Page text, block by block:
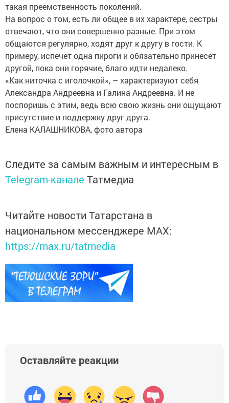
такая преемственность поколений.
На вопрос о том, есть ли общее в их характере, сестры
отвечают, что они совершенно разные. При этом
общаются регулярно, ходят друг к другу в гости. К
примеру, испечет одна пироги и обязательно принесет
другой, пока они горячие, благо идти недалеко.
«Как ниточка с иголочкой», – характеризуют себя
Александра Андреевна и Галина Андреевна. И не
поспоришь с этим, ведь всю свою жизнь они ощущают
присутствие и поддержку друг друга.
Елена КАЛАШНИКОВА, фото автора
Следите за самым важным и интересным в
Telegram-канале Татмедиа
Читайте новости Татарстана в
национальном мессенджере MАХ:
https://max.ru/tatmedia
Оставляйте реакции